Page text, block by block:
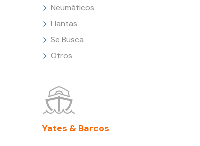
Neumáticos
Llantas
Se Busca
Otros
Yates & Barcos